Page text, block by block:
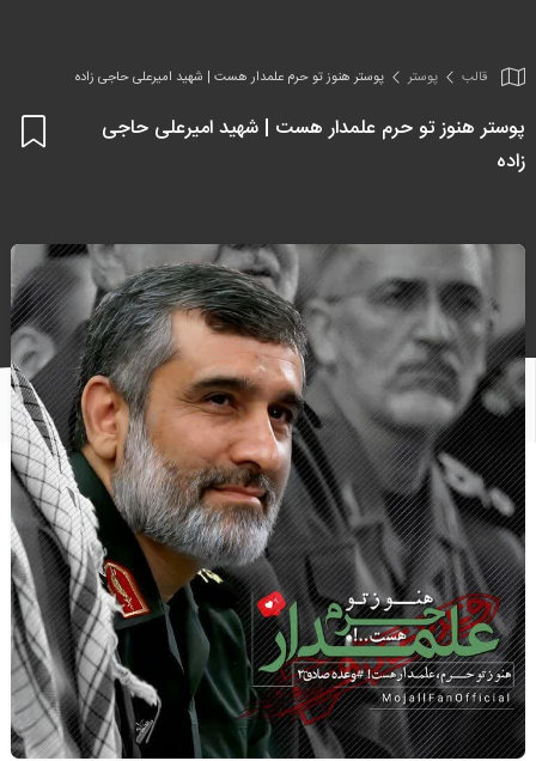
قالب پوستر پوستر هنوز تو حرم علمدار هست | شهید امیرعلی حاجی زاده
پوستر هنوز تو حرم علمدار هست | شهید امیرعلی حاجی
زاده